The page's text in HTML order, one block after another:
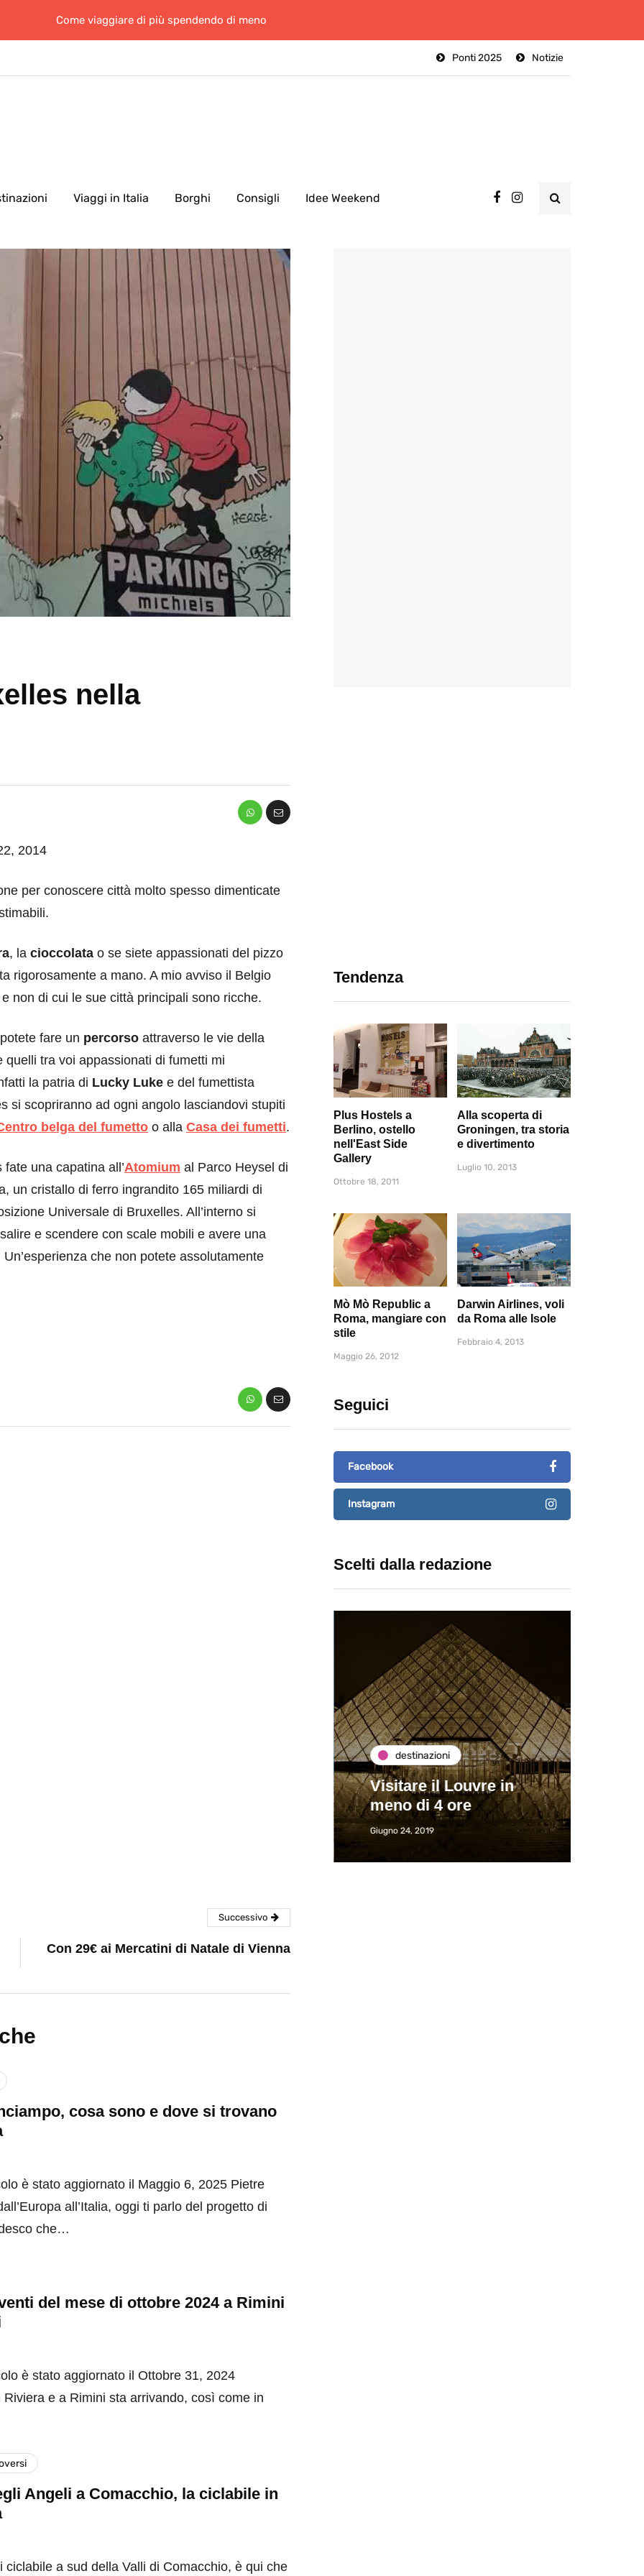
Come viaggiare di più spendendo di meno
Notizie
Ponti 2025
Viaggi in Italia Borghi Consigli Idee Weekend
nella
2014
per conoscere città molto spesso dimenticate
, la cioccolata o se siete appassionati del pizzo
rigorosamente a mano. A mio avviso il Belgio
non di cui le sue città principali sono ricche.
fare un percorso attraverso le vie della
tra voi appassionati di fumetti mi
la patria di Lucky Luke e del fumettista
si scopriranno ad ogni angolo lasciandovi stupiti
belga del fumetto o alla Casa dei fumetti.
una capatina all’Atomium al Parco Heysel di
un cristallo di ferro ingrandito 165 miliardi di
Universale di Bruxelles. All’interno si
e scendere con scale mobili e avere una
che non potete assolutamente
Tendenza
Plus Hostels a
Berlino, ostello
nell'East Side
Gallery
Ottobre 18, 2011
Alla scoperta di
Groningen, tra storia
e divertimento
Luglio 10, 2013
Mò Mò Republic a
Roma, mangiare con
stile
Maggio 26, 2012
Darwin Airlines, voli
da Roma alle Isole
Febbraio 4, 2013
Seguici
Facebook
Instagram
Scelti dalla redazione
destinazioni
Visitare il Louvre in
meno di 4 ore
Giugno 24, 2019
Successivo
Con 29€ ai Mercatini di Natale di Vienna
cosa sono e dove si trovano
è stato aggiornato il Maggio 6, 2025 Pietre
all’Italia, oggi ti parlo del progetto di
che…
del mese di ottobre 2024 a Rimini
è stato aggiornato il Ottobre 31, 2024
Riviera e a Rimini sta arrivando, così come in
Angeli a Comacchio, la ciclabile in
ciclabile a sud della Valli di Comacchio, è qui che